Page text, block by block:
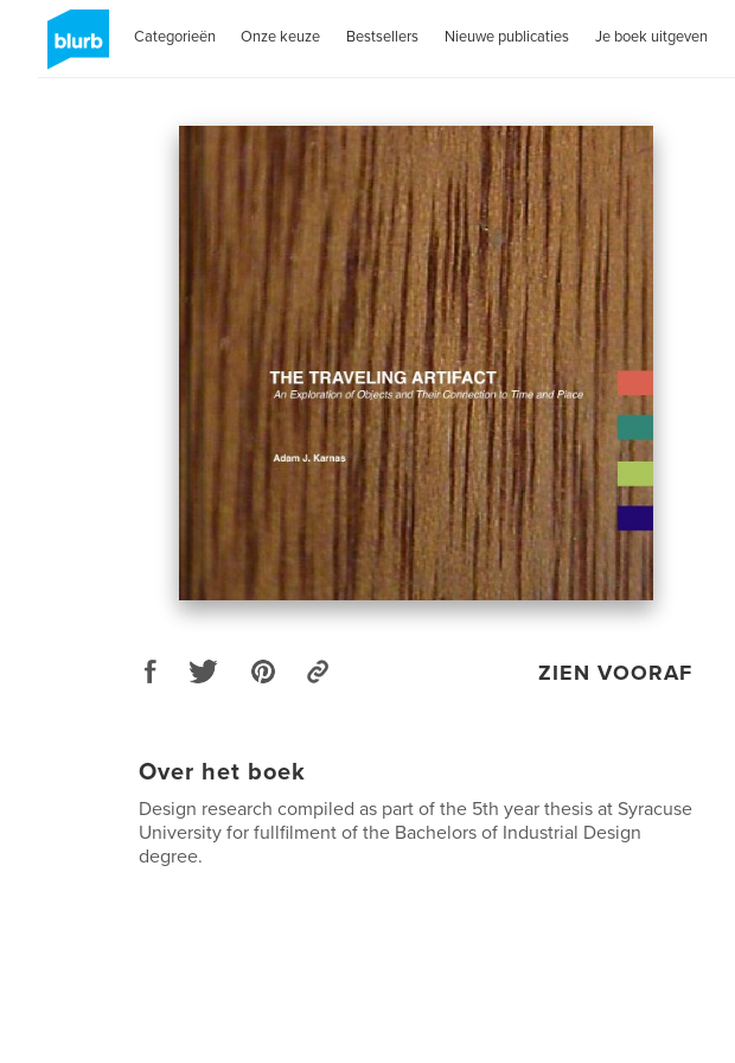
Categorieën Onze keuze Bestsellers Nieuwe publicaties Je boek uitgeven
ZIEN VOORAF
Over het boek
Design research compiled as part of the 5th year thesis at Syracuse
University for fullfilment of the Bachelors of Industrial Design
degree.